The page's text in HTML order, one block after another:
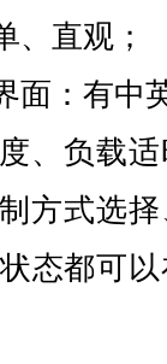
、直观；
面：有中
、负载
方式选
态都可